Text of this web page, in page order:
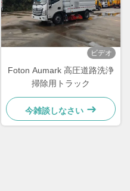
ビデオ
Foton Aumark 高圧道路洗浄
掃除用トラック
今雑談しなさい